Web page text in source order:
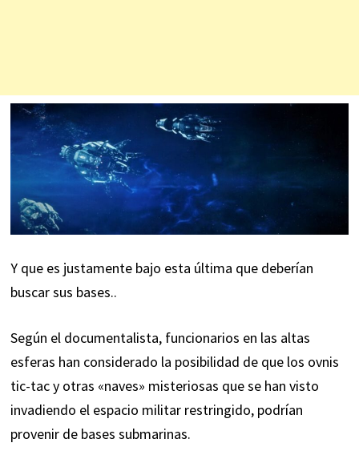
Y que es justamente bajo esta última que deberían
buscar sus bases..
Según el documentalista, funcionarios en las altas
esferas han considerado la posibilidad de que los ovnis
tic-tac y otras «naves» misteriosas que se han visto
invadiendo el espacio militar restringido, podrían
provenir de bases submarinas.